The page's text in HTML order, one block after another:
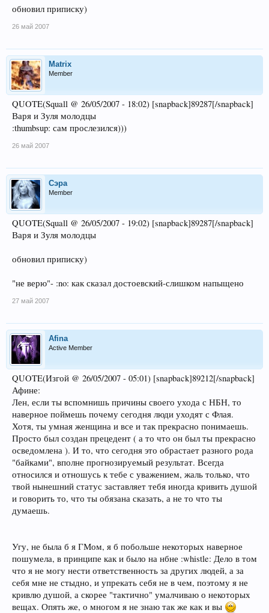
обновил приписку)
26 май 2007
Matrix
Member
QUOTE(Squall @ 26/05/2007 - 18:02) [snapback]89287[/snapback]
Варя и Зуля молодцы
:thumbsup: сам прослезился)))
26 май 2007
Сэра
Member
QUOTE(Squall @ 26/05/2007 - 19:02) [snapback]89287[/snapback]
Варя и Зуля молодцы
обновил приписку)
"не верю"- :no: как сказал достоевский-слишком напыщено
27 май 2007
Afina
Active Member
QUOTE(Изгой @ 26/05/2007 - 05:01) [snapback]89212[/snapback]
Афине:
Лен, если ты вспомнишь причины своего ухода с НБН, то
наверное поймешь почему сегодня люди уходят с Флая.
Хотя, ты умная женщина и все и так прекрасно понимаешь.
Просто был создан прецедент ( а то что он был ты прекрасно
осведомлена ). И то, что сегодня это обрастает разного рода
"байками", вполне прогнозируемый результат. Всегда
относился и отношусь к тебе с уважением, жаль только, что
твой нынешний статус заставляет тебя иногда кривить душой
и говорить то, что ты обязана сказать, а не то что ты
думаешь.
Угу, не была б я ГМом, я б побольше некоторых наверное
пошумела, в принципе как и было на нбне :whistle: Дело в том
что я не могу нести ответственность за других людей, а за
себя мне не стыдно, и упрекать себя не в чем, поэтому я не
кривлю душой, а скорее "тактично" умалчиваю о некоторых
вещах. Опять же, о многом я не знаю так же как и вы